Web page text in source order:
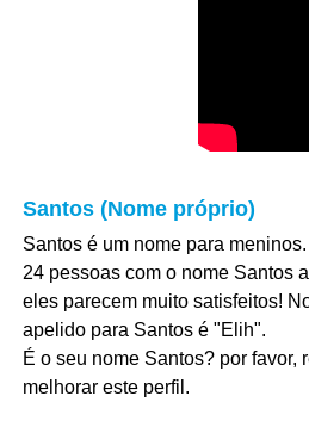
Santos (Nome próprio)
Santos é um nome para
24 pessoas com o nome Santos
eles parecem muito satisfeitos!
apelido para Santos é "Elih".
É o seu nome Santos? por favor,
melhorar este perfil.